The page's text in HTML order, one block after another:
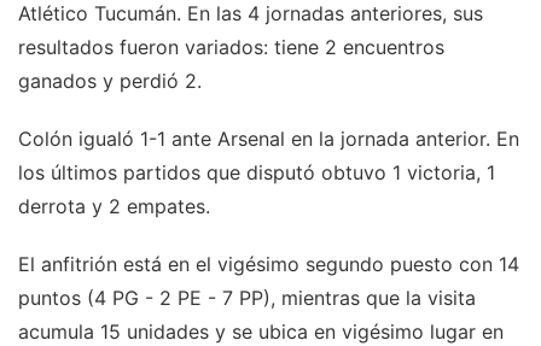
Atlético Tucumán. En las 4 jornadas anteriores, sus
resultados fueron variados: tiene 2 encuentros
ganados y perdió 2.
Colón igualó 1-1 ante Arsenal en la jornada anterior. En
los últimos partidos que disputó obtuvo 1 victoria, 1
derrota y 2 empates.
El anfitrión está en el vigésimo segundo puesto con 14
puntos (4 PG - 2 PE - 7 PP), mientras que la visita
acumula 15 unidades y se ubica en vigésimo lugar en